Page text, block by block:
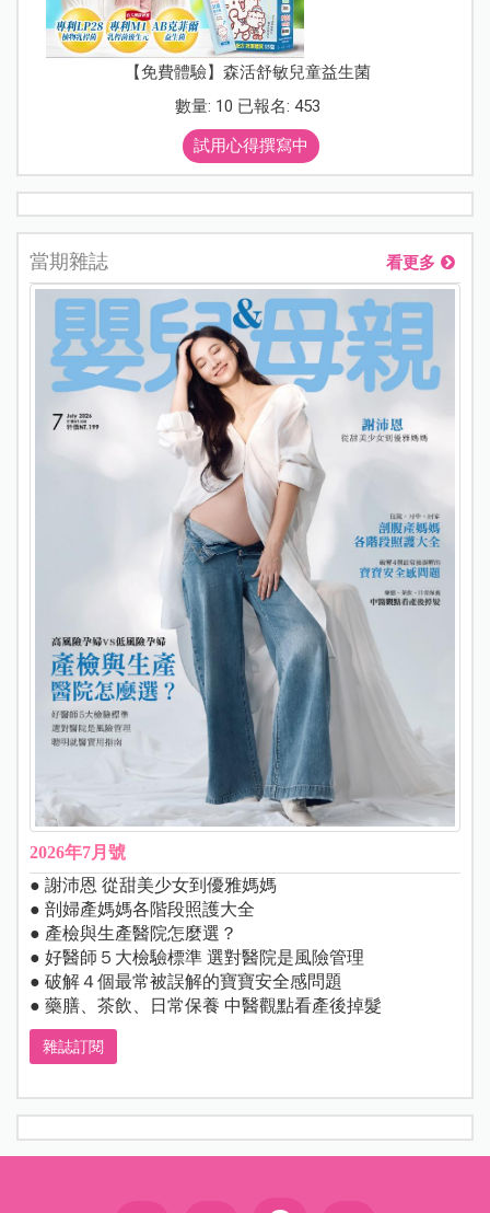
【免費體驗】森活舒敏兒童益生菌
數量: 10 已報名: 453
試用心得撰寫中
當期雜誌 看更多
2026年7月號
● 謝沛恩 從甜美少女到優雅媽媽
● 剖婦產媽媽各階段照護大全
● 產檢與生產醫院怎麼選？
● 好醫師５大檢驗標準 選對醫院是風險管理
● 破解４個最常被誤解的寶寶安全感問題
● 藥膳、茶飲、日常保養 中醫觀點看產後掉髮
雜誌訂閱